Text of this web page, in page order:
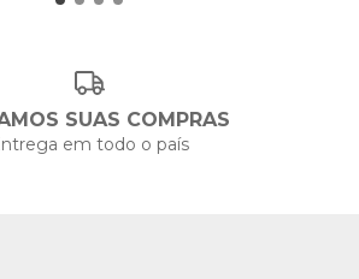
SUAS COMPRAS
em todo o país